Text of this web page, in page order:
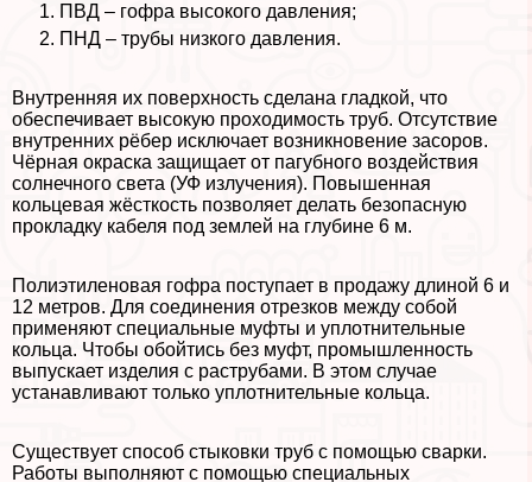
ПВД – гофра высокого давления;
ПНД – трубы низкого давления.
Внутренняя их поверхность сделана гладкой, что
обеспечивает высокую проходимость труб. Отсутствие
внутренних рёбер исключает возникновение засоров.
Чёрная окраска защищает от пагубного воздействия
солнечного света (УФ излучения). Повышенная
кольцевая жёсткость позволяет делать безопасную
прокладку кабеля под землей на глубине 6 м.
Полиэтиленовая гофра поступает в продажу длиной 6 и
12 метров. Для соединения отрезков между собой
применяют специальные муфты и уплотнительные
кольца. Чтобы обойтись без муфт, промышленность
выпускает изделия с раструбами. В этом случае
устанавливают только уплотнительные кольца.
Существует способ стыковки труб с помощью сварки.
Работы выполняют с помощью специальных